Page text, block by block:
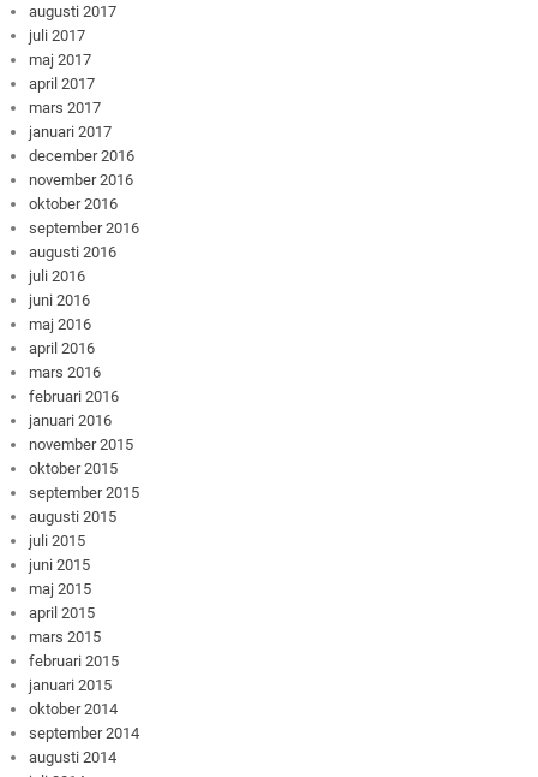
augusti 2017
juli 2017
maj 2017
april 2017
mars 2017
januari 2017
december 2016
november 2016
oktober 2016
september 2016
augusti 2016
juli 2016
juni 2016
maj 2016
april 2016
mars 2016
februari 2016
januari 2016
november 2015
oktober 2015
september 2015
augusti 2015
juli 2015
juni 2015
maj 2015
april 2015
mars 2015
februari 2015
januari 2015
oktober 2014
september 2014
augusti 2014